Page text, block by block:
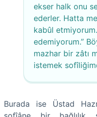
ekser halk onu
ederler. Hatta
kabûl
edemiyorum.”
mazhar bir zâtı
istemek
Burada ise Üstad